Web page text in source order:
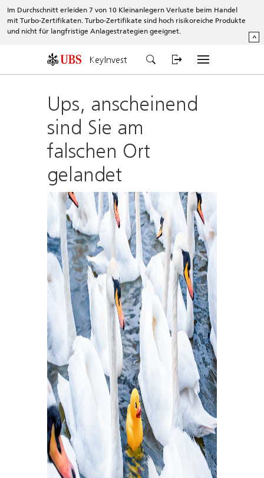
Im Durchschnitt erleiden 7 von 10 Kleinanlegern Verluste beim Handel
mit Turbo-Zertifikaten. Turbo-Zertifikate sind hoch risikoreiche Produkte
und nicht für langfristige Anlagestrategien geeignet.
^
KeyInvest
Ups, anscheinend
sind Sie am
falschen Ort
gelandet